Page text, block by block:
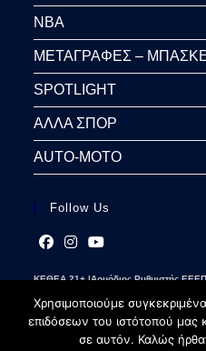
NBA
ΜΕΤΑΓΡΑΦΕΣ –
SPOTLIGHT
ΑΛΛΑ ΣΠΟΡ
AUTO-MOTO
Follow Us
in
a
new
in
a
new
tab
in
a
new
tab
ΚΕΘΕΑ 21+ |Αρμόδιος Ρυθμιστής
Χρησιμοποιούμε
επιδόσεων του ιστότοπού μας
σε αυτόν. Καλώς